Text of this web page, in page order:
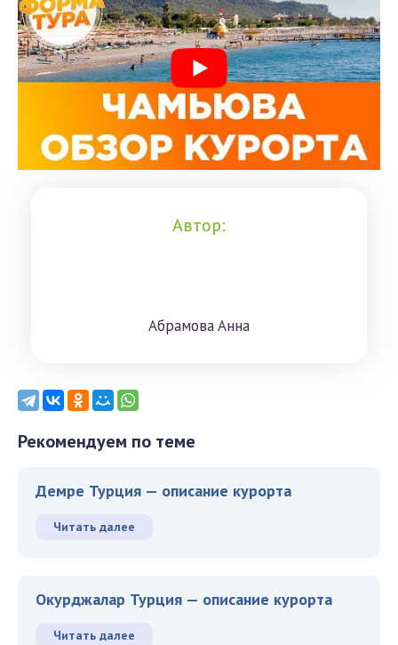
Автор:
Aбрaмoвa Aннa
Рекомендуем по теме
Демре Турция — описание курорта
Читать далее
Окурджалар Турция — описание курорта
Читать далее